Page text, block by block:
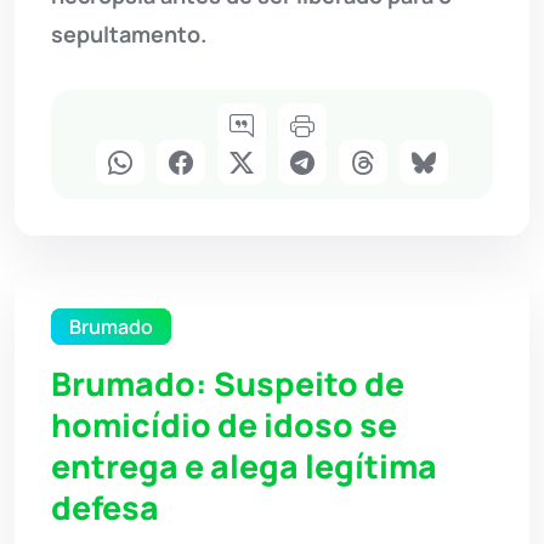
sepultamento.
Brumado
Brumado: Suspeito de
homicídio de idoso se
entrega e alega legítima
defesa